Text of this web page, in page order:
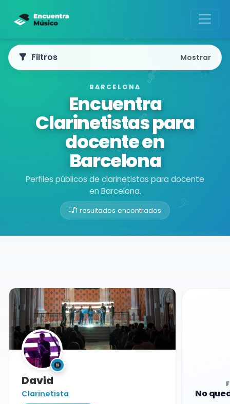
BARCELONA
Encuentra
Clarinetistas para
docente en
Barcelona
Perfiles públicos de clarinetistas para docente
en Barcelona.
1 resultados encontrados
Buscador de músicos
Filtros Mostrar
David
Clarinetista No